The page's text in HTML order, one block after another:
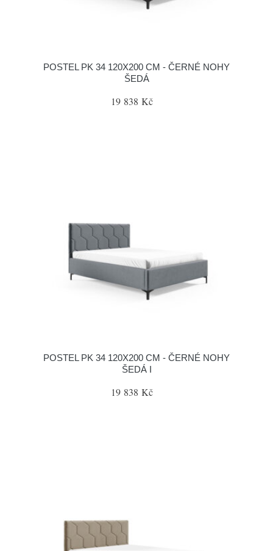
POSTEL PK 34 120X200 CM - ČERNÉ NOHY
ŠEDÁ
19 838 Kč
POSTEL PK 34 120X200 CM - ČERNÉ NOHY
ŠEDÁ I
19 838 Kč